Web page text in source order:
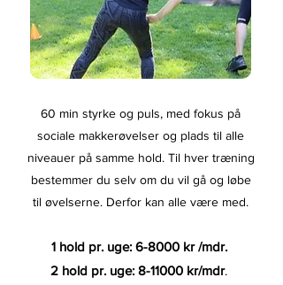
60 min styrke og puls, med fokus på
sociale makkerøvelser og plads til alle
niveauer på samme hold. Til hver træning
bestemmer du selv om du vil gå og løbe
til øvelserne. Derfor kan alle være med.
1 hold pr. uge: 6-8000 kr /mdr.
2 hold pr. uge: 8-11000 kr/mdr.